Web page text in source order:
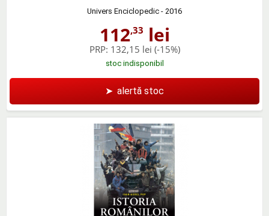
Univers Enciclopedic - 2016
112,33 lei
PRP: 132,15 lei (-15%)
stoc indisponibil
➤ alertă stoc